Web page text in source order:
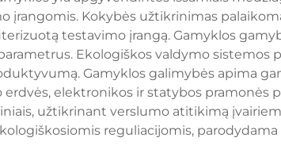
įrangomis. Kokybės užtikrinimas
testavimo įrangą. Gamyklos
Ekologiškos valdymo sistemos
Gamyklos galimybės apima
elektronikos ir statybos pramonės
užtikrinant verslumo atitikimą
reguliacijomis,